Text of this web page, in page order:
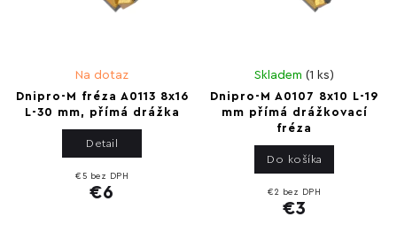
Dnipro-M fréza A0113 8x16
L-30 mm, přímá drážka
Na dotaz
€5 bez DPH
€6
Detail
Dnipro-M A0107 8x10 L-19
mm přímá drážkovací
fréza
Skladem(1 ks)
€2 bez DPH
€3
Do košíka